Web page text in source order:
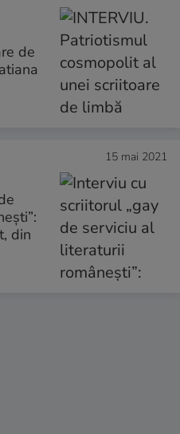
de
15 mai 2021
din